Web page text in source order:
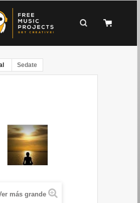
Sedate
más grande